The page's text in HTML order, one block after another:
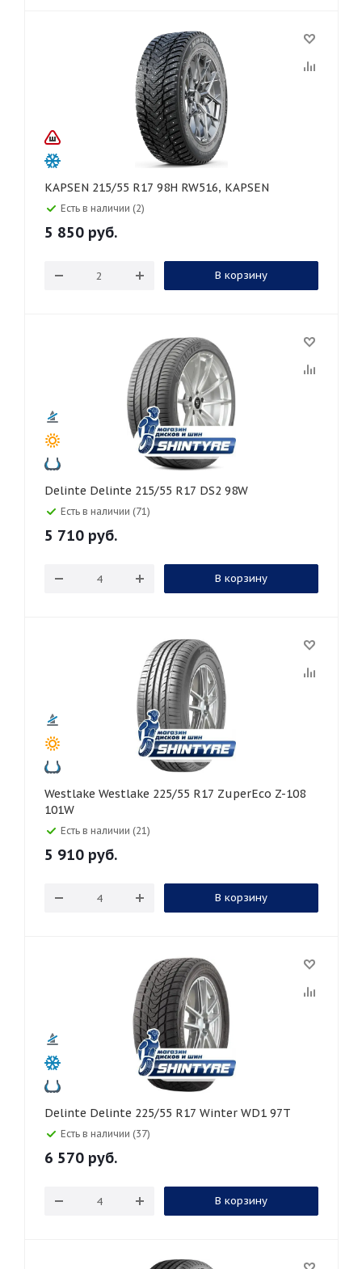
KAPSEN 215/55 R17 98H RW516, KAPSEN
Есть в наличии (2)
5 850 руб.
В корзину
Delinte Delinte 215/55 R17 DS2 98W
Есть в наличии (71)
5 710 руб.
В корзину
Westlake Westlake 225/55 R17 ZuperEco Z-108
101W
Есть в наличии (21)
5 910 руб.
В корзину
Delinte Delinte 225/55 R17 Winter WD1 97T
Есть в наличии (37)
6 570 руб.
В корзину